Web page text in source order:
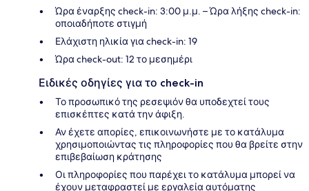
Ώρα έναρξης check-in: 3:00 μ.μ. – Ώρα λήξης check-in:
οποιαδήποτε στιγμή
Ελάχιστη ηλικία για check-in: 19
Ώρα check-out: 12 το μεσημέρι
Ειδικές οδηγίες για το check-in
Το προσωπικό της ρεσεψιόν θα υποδεχτεί τους
επισκέπτες κατά την άφιξη.
Αν έχετε απορίες, επικοινωνήστε με το κατάλυμα
χρησιμοποιώντας τις πληροφορίες που θα βρείτε στην
επιβεβαίωση κράτησης
Οι πληροφορίες που παρέχει το κατάλυμα μπορεί να
έχουν μεταφραστεί με εργαλεία αυτόματης